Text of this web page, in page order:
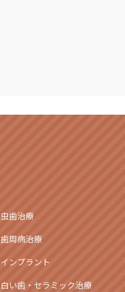
虫歯治療
歯周病治療
インプラント
白い歯・セラミック治療